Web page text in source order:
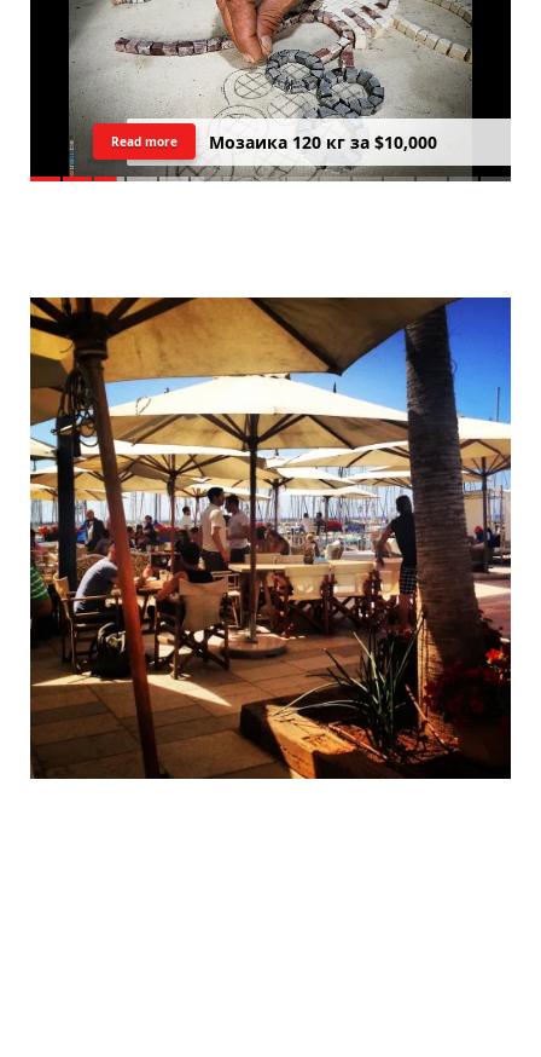
Цреда — Самарийский вид на
закатний Тель Авив
Read more